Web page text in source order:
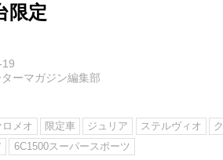
限定
ーマガジン編集部
メオ 限定車 ジュリア ステルヴィオ
6C1500スーパースポーツ